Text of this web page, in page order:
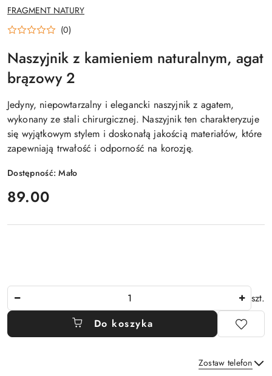
NAZWA
PRODUCENTA:
FRAGMENT NATURY
(0)
Naszyjnik z kamieniem naturalnym, agat
brązowy 2
Jedyny, niepowtarzalny i elegancki naszyjnik z agatem,
wykonany ze stali chirurgicznej. Naszyjnik ten charakteryzuje
się wyjątkowym stylem i doskonałą jakością materiałów, które
zapewniają trwałość i odporność na korozję.
Dostępność:Mało
cena:
89.00
szt.
Do koszyka
Zostaw telefon